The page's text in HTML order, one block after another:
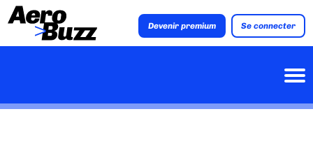
Devenir premium Se connecter